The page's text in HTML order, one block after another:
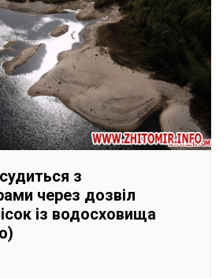
з
через дозвіл
із водосховища